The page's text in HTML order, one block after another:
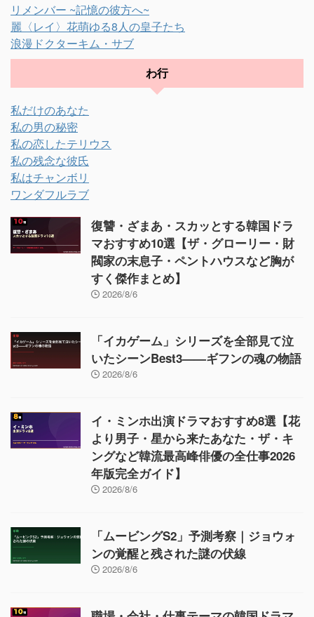
リメンバー ~記憶の彼方へ~
麗〈レイ〉花萌ゆる8人の皇子たち
浪漫ドクターキム・サブ
わ行
私だけのあなた
私の男の秘密
私の恋したテリウス
私の残念な彼氏
私はチャンボリ
ワンダフルラブ
復讐・ざまあ・スカッとする韓国ドラ
マおすすめ10選【ザ・グローリー・財
閥家の末息子・ペントハウスなど胸が
すく傑作まとめ】
2026/8/6
「イカゲーム」シリーズを全部見て泣
いたシーンBest3——ギフンの魂の物語
2026/8/6
イ・ミンホ出演ドラマおすすめ8選【花
より男子・星から来たあなた・ザ・キ
ングなど韓流最高峰俳優の全仕事2026
年版完全ガイド】
2026/8/6
「ムービングS2」予測考察｜ジョウォ
ンの覚醒と残された謎の伏線
2026/8/6